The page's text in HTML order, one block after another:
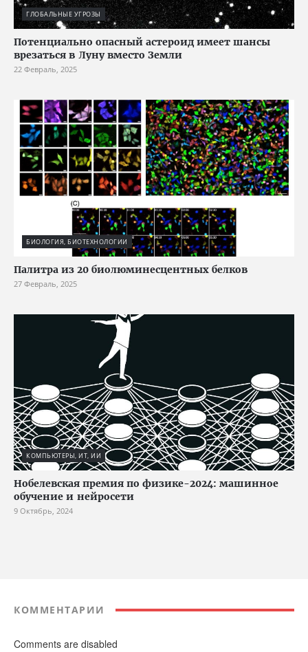
ГЛОБАЛЬНЫЕ УГРОЗЫ
Потенциально опасный астероид имеет шансы
врезаться в Луну вместо Земли
22 Февраль, 2025
БИОЛОГИЯ, БИОТЕХНОЛОГИИ
Палитра из 20 биолюминесцентных белков
27 Февраль, 2025
КОМПЬЮТЕРЫ, ИТ, ИИ
Нобелевская премия по физике-2024: машинное
обучение и нейросети
9 Октябрь, 2024
КОММЕНТАРИИ
Comments are disabled